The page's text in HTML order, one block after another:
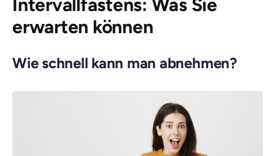
Intervallfastens: Was Sie
erwarten können
Wie schnell kann man abnehmen?